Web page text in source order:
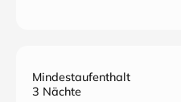
Mindestaufenthalt
3 Nächte